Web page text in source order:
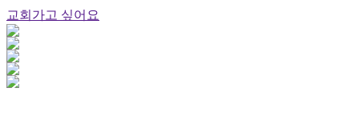
교회가고 싶어요